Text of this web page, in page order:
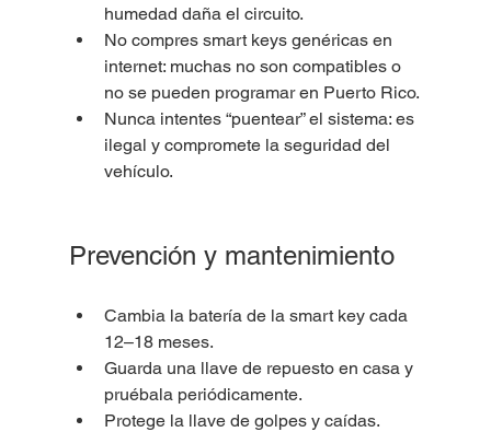
humedad daña el circuito.
No compres smart keys genéricas en
internet: muchas no son compatibles o
no se pueden programar en Puerto Rico.
Nunca intentes “puentear” el sistema: es
ilegal y compromete la seguridad del
vehículo.
Prevención y mantenimiento
Cambia la batería de la smart key cada
12–18 meses.
Guarda una llave de repuesto en casa y
pruébala periódicamente.
Protege la llave de golpes y caídas.